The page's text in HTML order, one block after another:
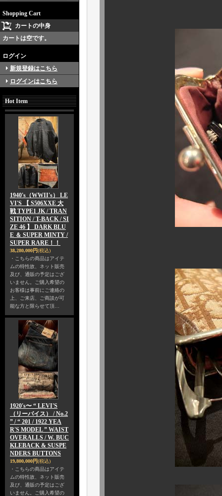
Shopping Cart
カートの中身
カートは空です。
ログイン
新規登録はこちら
ログインはこちら
Hot Item
1940's（WWII's） LE
VI'S 【 S506XXE 大
戦 TYPE1 JK / TRAN
SITION / T-BACK / SI
ZE 46 】 DARK BLU
E ＆ SUPER MINTY /
SUPER RARE！！
38,280,000円(税込)
・こちらの商品はアイテ
ムの特性故、ネット販売
及び、通販の予定はござ
いません。ご購入希望の
お客様は事前にご連絡の
上、ご来店、ご商談が可
能な方と限らせて頂…
1920's〜 “ LEVI'S
（リーバイス） / No.2
” / “ 201 / 1922 YEA
R'S MODEL ” WAIST
OVERALLS / W. BUC
KLEBACK & SUSPE
NDERS BUTTONS
19,800,000円(税込)
・こちらの商品はアイテ
ムの特性故、ネット販売
及び、通販の予定はござ
いません。ご購入希望の